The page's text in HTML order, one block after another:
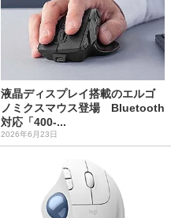
液晶ディスプレイ搭載のエルゴ
ノミクスマウス登場 Bluetooth
対応「400-...
2026年6月23日